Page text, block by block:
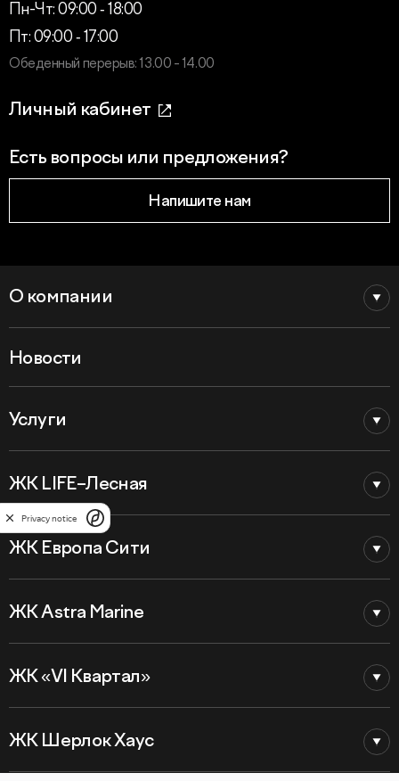
Пн-Чт: 09:00 ‑ 18:00
Пт: 09:00 ‑ 17:00
Обеденный перерыв: 13.00 - 14.00
Личный кабинет
Есть вопросы или предложения?
Напишите нам
О компании
Новости
Услуги
ЖК LIFE–Лесная
ЖК Европа Сити
ЖК Astra Marine
ЖК «VI Квартал»
ЖК Шерлок Хаус
Privacy notice